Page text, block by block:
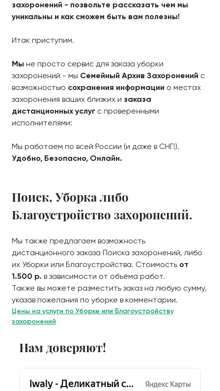
захоронений - позвольте рассказать чем мы
уникальны и как сможем быть вам полезны!
Итак приступим.
Мы не просто сервис для заказа уборки
захоронений - мы Семейный Архив Захоронений с
возможностью сохранения информации о местах
захоронения ваших близких и заказа
дистанционных услуг с проверенными
исполнителями:
Мы работаем по всей России (и даже в СНГ!).
Удобно, Безопасно, Онлайн.
Поиск, Уборка либо
Благоустройство захоронений.
Мы также предлагаем возможность
дистанционного заказа Поиска захоронений, либо
их Уборки или Благоустройства. Стоимость от
1.500 р. в зависимости от объёма работ.
Также вы можете разместить заказ на любую сумму,
указав пожелания по уборке в комментарии.
Цены на услуги по Уборке или Благоустройству
захоронений
Нам доверяют!